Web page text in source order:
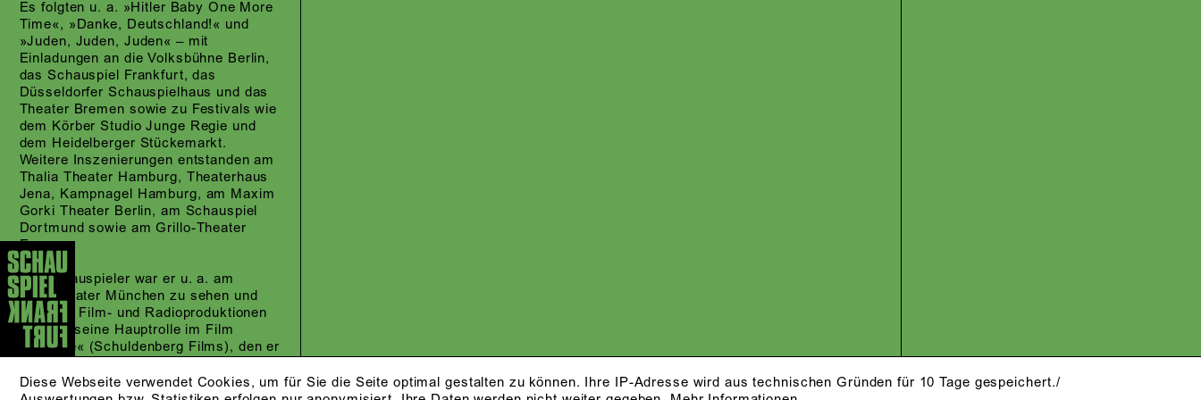
Diese Webseite verwendet Cookies, um für Sie die Seite optimal gestalten zu können. Ihre IP-Adresse wird aus technischen Gründen für 10 Tage gespeichert./
Es folgten u. a. »Hitler Baby One More
Time«, »Danke, Deutschland!« und
»Juden, Juden, Juden« – mit
Einladungen an die Volksbühne Berlin,
das Schauspiel Frankfurt, das
Düsseldorfer Schauspielhaus und das
Theater Bremen sowie zu Festivals wie
dem Körber Studio Junge Regie und
dem Heidelberger Stückemarkt.
Weitere Inszenierungen entstanden am
Thalia Theater Hamburg, Theaterhaus
Jena, Kampnagel Hamburg, am Maxim
Gorki Theater Berlin, am Schauspiel
Dortmund sowie am Grillo-Theater
Essen.
Als Schauspieler war er u. a. am
Volkstheater München zu sehen und
wirkte in Film- und Radioproduktionen
mit. Für seine Hauptrolle im Film
»Südsee« (Schuldenberg Films), den er
dem Preis »Neues Deutsches Kino«